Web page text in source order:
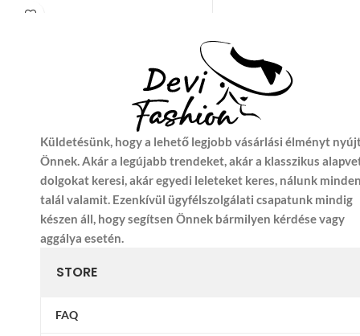
Küldetésünk, hogy a lehető legjobb vásárlási élményt
Önnek. Akár a legújabb trendeket, akár a klasszikus
dolgokat keresi, akár egyedi leleteket keres, nálunk
talál valamit. Ezenkívül ügyfélszolgálati csapatunk mindig
készen áll, hogy segítsen Önnek bármilyen kérdése vagy
aggálya esetén.
STORE
FAQ